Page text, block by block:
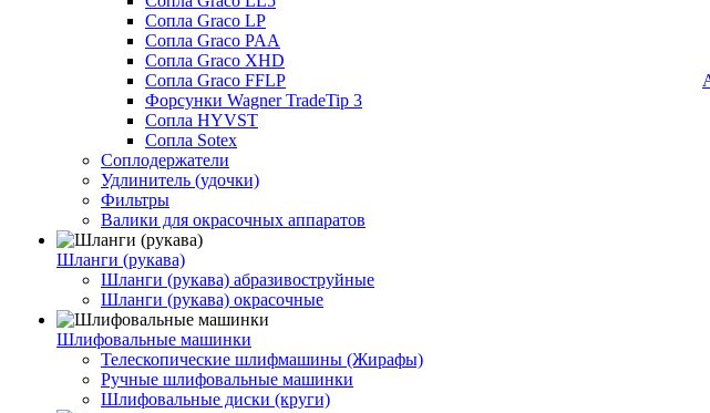
Сопла Graco LP
Сопла Graco PAA
Сопла Graco XHD
Сопла Graco FFLP
Форсунки Wagner TradeTip 3
Сопла HYVST
Сопла Sotex
Соплодержатели
Удлинитель (удочки)
Фильтры
Валики для окрасочных аппаратов
Шланги (рукава)
Шланги (рукава) абразивоструйные
Шланги (рукава) окрасочные
Шлифовальные машинки
Телескопические шлифмашины (Жирафы)
Ручные шлифовальные машинки
Шлифовальные диски (круги)